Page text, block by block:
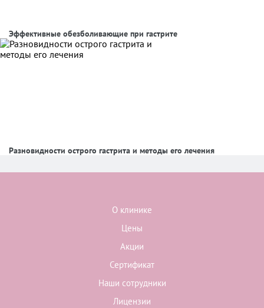
Эффективные обезболивающие при гастрите
Разновидности острого гастрита и методы его лечения
О клинике
Цены
Акции
Сертификат
Наши сотрудники
Лицензии